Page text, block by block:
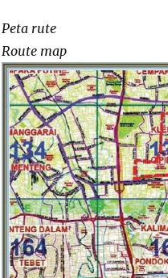
Peta rute
Route map